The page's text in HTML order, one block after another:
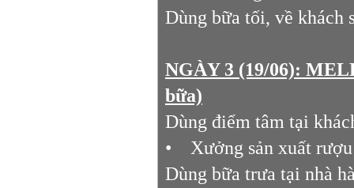
Dùng bữa tối, về khách
NGÀY 3 (19/06):
bữa)
Dùng điểm tâm tại
• Xưởng sản xuất
Dùng bữa trưa tại nhà